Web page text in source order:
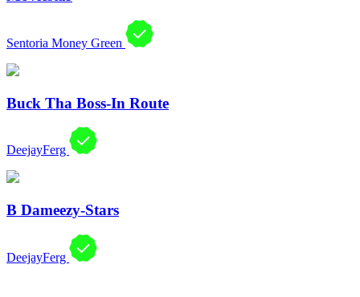
Sentoria Money Green
Buck Tha Boss-In Route
DeejayFerg
B Dameezy-Stars
DeejayFerg